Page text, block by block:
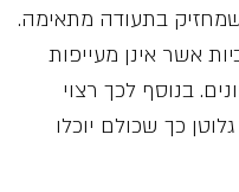
בתעודה מתאימה.
אשר אינן מעייפות
בנוסף לכך רצוי
כך שכולם יוכלו